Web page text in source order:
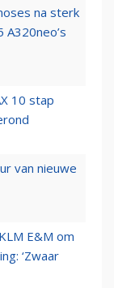
na sterk
A320neo’s
10 stap
van nieuwe
E&M om
‘Zwaar